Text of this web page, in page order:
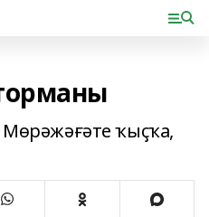
ҡыҫҡа,